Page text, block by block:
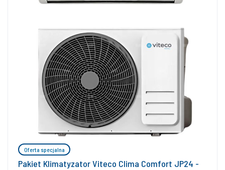
Oferta specjalna
Pakiet Klimatyzator Viteco Clima Comfort JP24 -